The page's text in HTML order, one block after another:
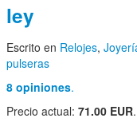
ley
Escrito en Relojes,
pulseras
8 opiniones.
Precio actual: 71.00 EUR.